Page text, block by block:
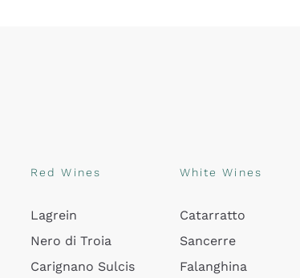
Red Wines
Lagrein
Nero di Troia
Carignano Sulcis
White Wines
Catarratto
Sancerre
Falanghina